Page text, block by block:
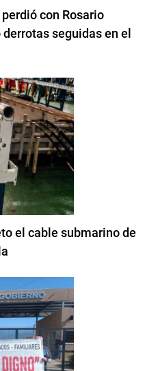
con Rosario
seguidas en el
el cable submarino de